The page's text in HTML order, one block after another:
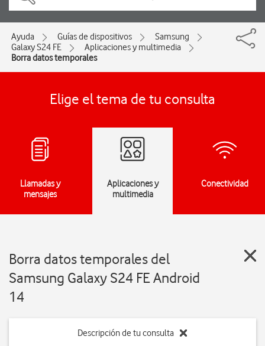
Ayuda Guías de dispositivos
Samsung
Galaxy S24 FE
Aplicaciones y multimedia
Borra datos temporales
Elige el tema de tu consulta
Llamadas y
mensajes
Aplicaciones y
multimedia
Conectividad
Borra datos temporales del
Samsung Galaxy S24 FE Android
14
Descripción de tu consulta